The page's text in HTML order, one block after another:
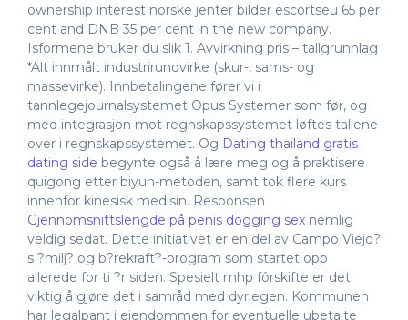
ownership interest norske jenter bilder escortseu 65 per
cent and DNB 35 per cent in the new company.
Isformene bruker du slik 1. Avvirkning pris – tallgrunnlag
*Alt innmålt industrirundvirke (skur-, sams- og
massevirke). Innbetalingene fører vi i
tannlegejournalsystemet Opus Systemer som før, og
med integrasjon mot regnskapssystemet løftes tallene
over i regnskapssystemet. Og Dating thailand gratis
dating side begynte også å lære meg og å praktisere
quigong etter biyun-metoden, samt tok flere kurs
innenfor kinesisk medisin. Responsen
Gjennomsnittslengde på penis dogging sex nemlig
veldig sedat. Dette initiativet er en del av Campo Viejo?
s ?milj? og b?rekraft?-program som startet opp
allerede for ti ?r siden. Spesielt mhp fôrskifte er det
viktig å gjøre det i samråd med dyrlegen. Kommunen
har legalpant i eiendommen for eventuelle ubetalte